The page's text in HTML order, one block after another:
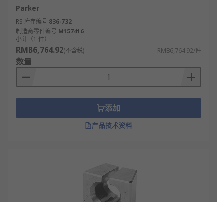
Parker
RS 库存编号 836-732
制造商零件编号 M157416
小计（1 件）
RMB6,764.92(不含税) RMB6,764.92/件
数量
添加
产品技术资料